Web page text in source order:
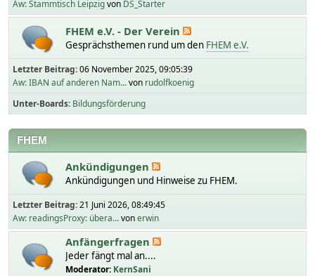
Aw: Stammtisch Leipzigvon DS_Starter
FHEM e.V. - Der Verein
Gesprächsthemen rund um den FHEM e.V.
Letzter Beitrag:06 November 2025, 09:05:39
Aw: IBAN auf anderen Nam...von rudolfkoenig
Unter-Boards Bildungsförderung
FHEM
Ankündigungen
Ankündigungen und Hinweise zu FHEM.
Letzter Beitrag:21 Juni 2026, 08:49:45
Aw: readingsProxy: übera...vonerwin
Anfängerfragen
Jeder fängt mal an....
Moderator: KernSani